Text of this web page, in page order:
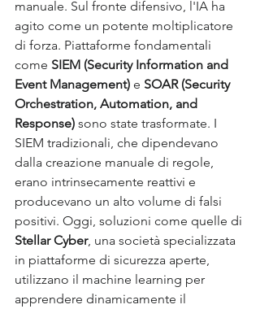
manuale. Sul fronte difensivo, l'IA ha
agito come un potente moltiplicatore
di forza. Piattaforme fondamentali
come SIEM (Security Information and
Event Management) e SOAR (Security
Orchestration, Automation, and
Response) sono state trasformate. I
SIEM tradizionali, che dipendevano
dalla creazione manuale di regole,
erano intrinsecamente reattivi e
producevano un alto volume di falsi
positivi. Oggi, soluzioni come quelle di
Stellar Cyber, una società specializzata
in piattaforme di sicurezza aperte,
utilizzano il machine learning per
apprendere dinamicamente il